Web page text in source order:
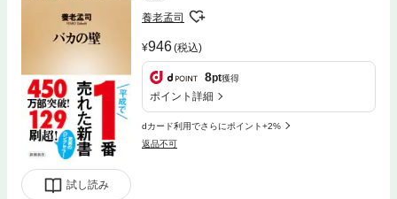
試し読み
養老孟司
946(税込)
8pt獲得
ポイント詳細
dカード利用でさらにポイント+2%
返品不可